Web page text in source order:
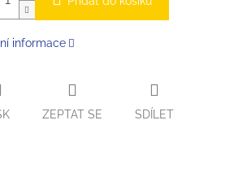
informace
ZEPTAT SE SDÍLET